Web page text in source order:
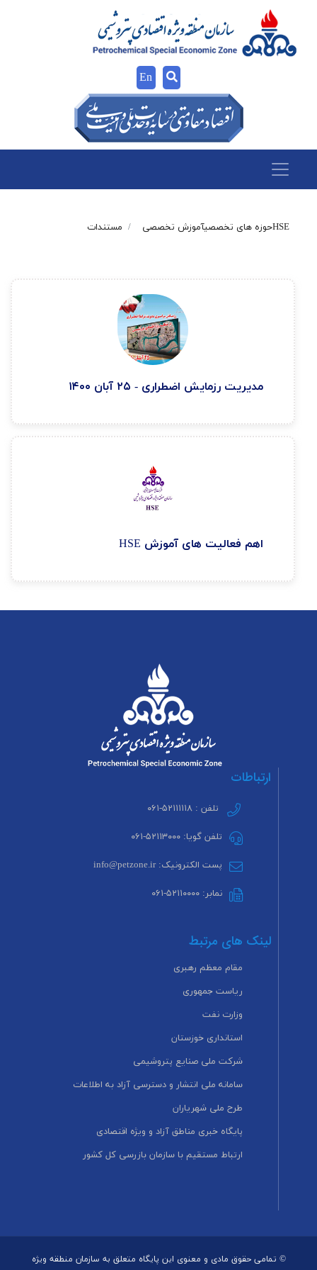
En
HSEحوزه های تخصصیآموزش تخصصی مستندات
مدیریت رزمایش اضطراری - ۲۵ آبان ۱۴۰۰
اهم فعاليت های آموزش HSE
ارتباطات
تلفن : ۵۲۱۱۱۱۱۸-۰۶۱
تلفن گویا: ۵۲۱۱۳۰۰۰-۰۶۱
پست الکترونیک: info@petzone.ir
نمابر: ۵۲۱۱۰۰۰۰-۰۶۱
لینک های مرتبط
مقام معظم رهبری
ریاست جمهوری
وزارت نفت
استانداری خوزستان
شرکت ملی صنایع پتروشیمی
سامانه ملی انتشار و دسترسی آزاد به اطلاعات
طرح ملی شهریاران
پایگاه خبری مناطق آزاد و ویژه اقتصادی
ارتباط مستقیم با سازمان بازرسی کل کشور
© تمامی حقوق مادی و معنوی این پایگاه متعلق به سازمان منطقه ویژه